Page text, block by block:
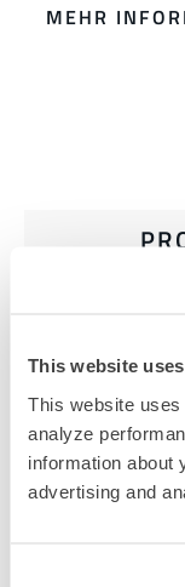
This website
This website
analyze
information about
advertising and
MEHR